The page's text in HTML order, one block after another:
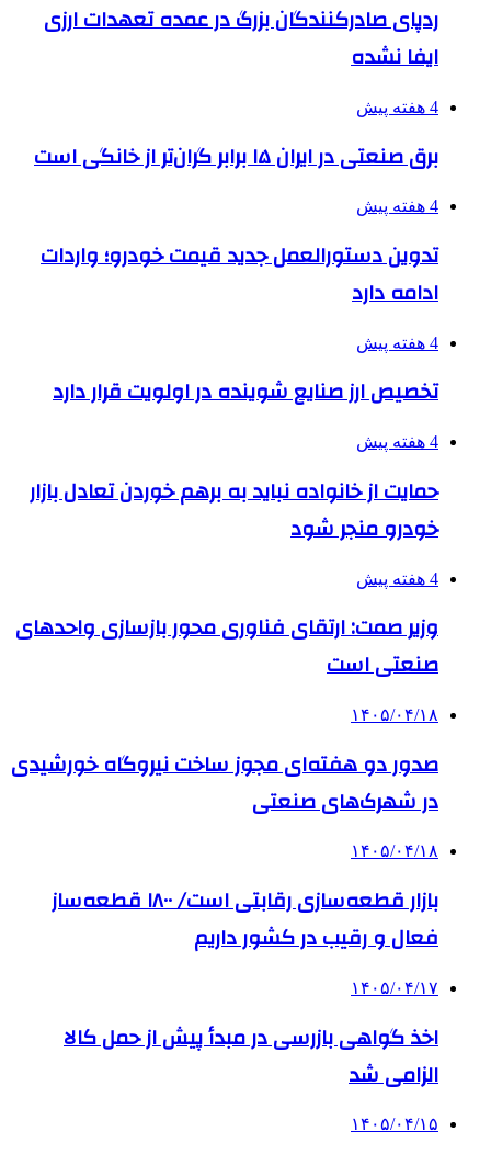
ردپای صادرکنندگان بزرگ در عمده تعهدات ارزی
ایفا نشده
4 هفته پیش
برق صنعتی در ایران ۱۵ برابر گران‌تر از خانگی است
4 هفته پیش
تدوین دستورالعمل جدید قیمت خودرو؛ واردات
ادامه دارد
4 هفته پیش
تخصیص ارز صنایع شوینده در اولویت قرار دارد
4 هفته پیش
حمایت از خانواده نباید به برهم خوردن تعادل بازار
خودرو منجر شود
4 هفته پیش
وزیر صمت: ارتقای فناوری محور بازسازی واحدهای
صنعتی است
۱۴۰۵/۰۴/۱۸
صدور دو هفته‌ای مجوز ساخت نیروگاه خورشیدی
در شهرک‌های صنعتی
۱۴۰۵/۰۴/۱۸
بازار قطعه‌سازی رقابتی است/ ۱۸۰۰ قطعه‌ساز
فعال و رقیب در کشور داریم
۱۴۰۵/۰۴/۱۷
اخذ گواهی بازرسی در مبدأ پیش از حمل کالا
الزامی شد
۱۴۰۵/۰۴/۱۵